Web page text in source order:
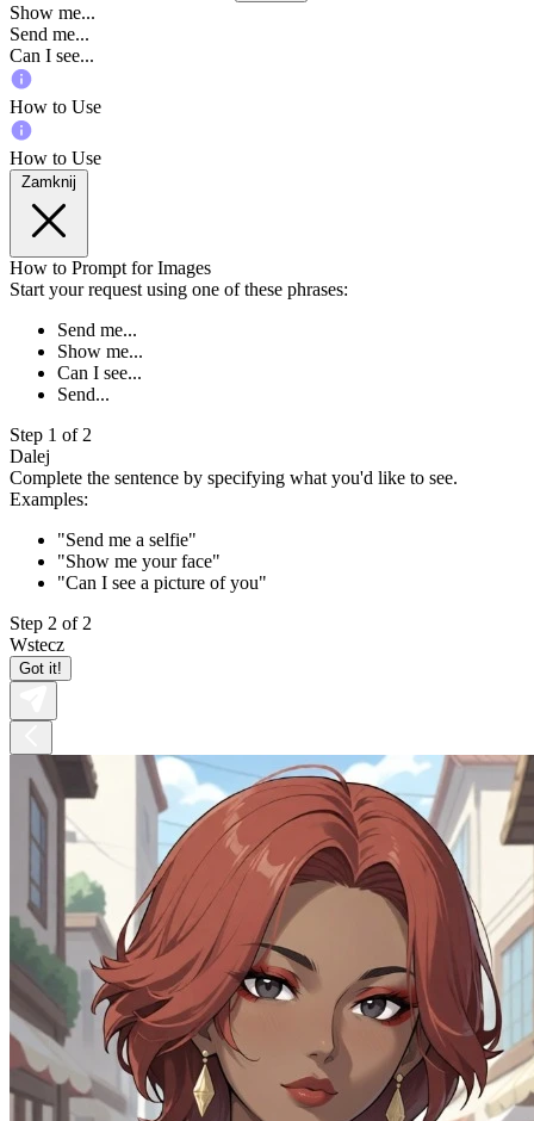
Show me...
Send me...
Can I see...
How to Use
How to Use
Zamknij
How to Prompt for Images
Start your request using one of these phrases:
Send me...
Show me...
Can I see...
Send...
Step 1 of 2
Dalej
Complete the sentence by specifying what you'd like to see.
Examples:
"Send me a selfie"
"Show me your face"
"Can I see a picture of you"
Step 2 of 2
Wstecz
Got it!